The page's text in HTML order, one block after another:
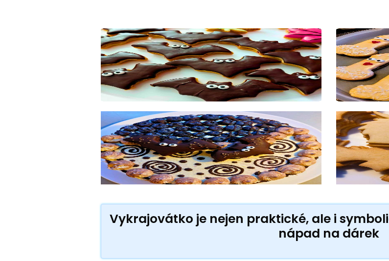
Vykrajovátko je nejen praktické, ale i
nápad na dárek